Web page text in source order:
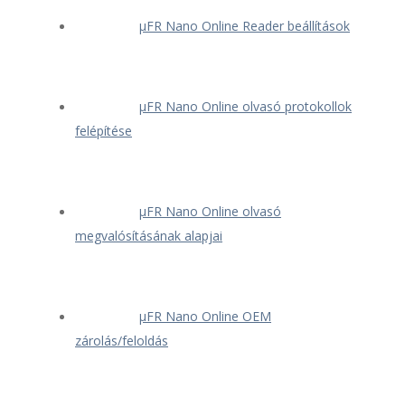
μFR Nano Online Reader beállítások
μFR Nano Online olvasó protokollok
felépítése
μFR Nano Online olvasó
megvalósításának alapjai
μFR Nano Online OEM
zárolás/feloldás